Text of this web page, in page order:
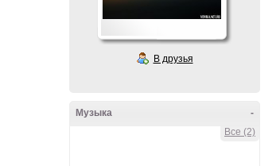
В друзья
-
Музыка
Все (2)